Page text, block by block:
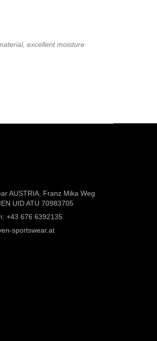
excellent moisture
AUSTRIA, Franz Mika Weg
UID ATU 70983705
+43 676 6392135
sportswear.at